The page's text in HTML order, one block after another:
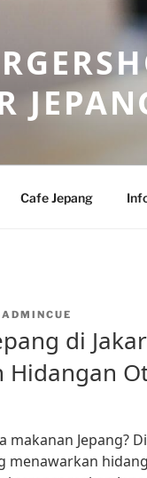
Cafe Jepang
ADMINCUE
di
Hidangan
makanan Jepang?
menawarkan